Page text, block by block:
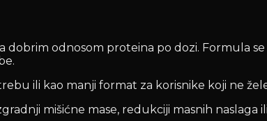
odnosom proteina po dozi. Formula
ili kao manji format za korisnike koji ne
mišićne mase, redukciji masnih naslaga